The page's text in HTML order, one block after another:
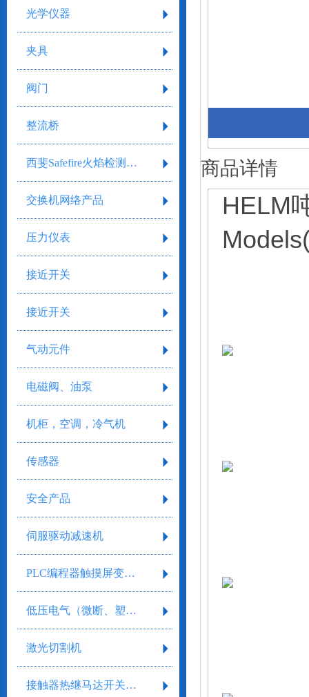
光学仪器
夹具
阀门
整流桥
西斐Safefire火焰检测系统
交换机网络产品
压力仪表
接近开关
接近开关
气动元件
电磁阀、油泵
机柜，空调，冷气机
传感器
安全产品
伺服驱动减速机
PLC编程器触摸屏变频器
低压电气（微断、塑壳、框架）
激光切割机
接触器热继马达开关继电器
商品详情
HELM